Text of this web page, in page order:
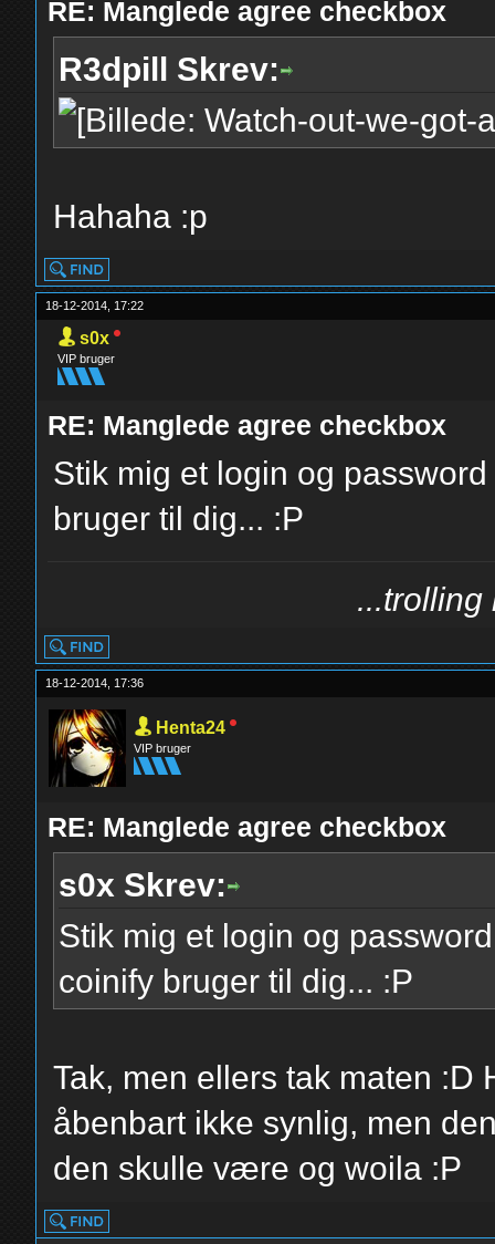
RE: Manglede agree checkbox
R3dpill Skrev:
Hahaha :p
18-12-2014, 17:22
s0x
VIP bruger
RE: Manglede agree checkbox
Stik mig et login og
bruger til dig... :P
...trolling
18-12-2014, 17:36
Henta24
VIP bruger
RE: Manglede agree checkbox
s0x Skrev:
Stik mig et login og
coinify bruger til dig... :P
Tak, men ellers tak maten :D
åbenbart ikke synlig, men
den skulle være og woila :P